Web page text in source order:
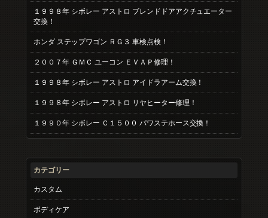
１９９８年 シボレー アストロ ブレンドドアアクチュエーター
交換！
ホンダ ステップワゴン ＲＧ３ 車検点検！
２００７年 ＧＭＣ ユーコン ＥＶＡＰ修理！
１９９８年 シボレー アストロ アイドラアーム交換！
１９９８年 シボレー アストロ リヤヒーター修理！
１９９０年 シボレー Ｃ１５００ パワステホース交換！
カテゴリー
カスタム
ボディケア